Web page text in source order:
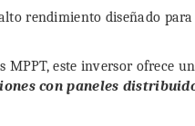
rendimiento diseñado
este inversor ofrece
con paneles